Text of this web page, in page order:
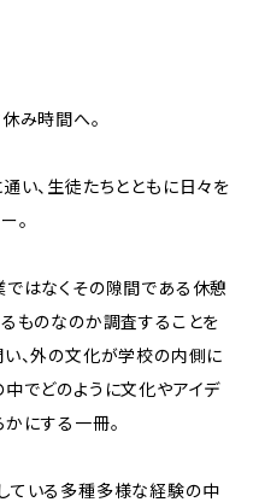
み時間へ。
い、生徒たちとともに日々を
。
ではなくその隙間である休憩
ものなのか調査することを
、外の文化が学校の内側に
でどのように文化やアイデ
にする一冊。
ている多種多様な経験の中